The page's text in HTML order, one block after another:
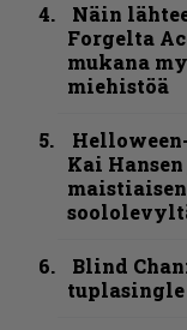
Näin
Forgelta
mukana
miehistöä
Kai
Blind